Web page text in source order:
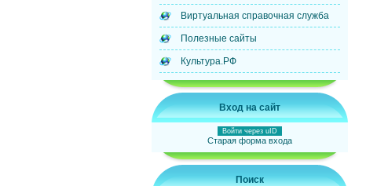
Виртуальная справочная служба
Полезные сайты
Культура.РФ
Вход на сайт
Войти через uID
Старая форма входа
Поиск